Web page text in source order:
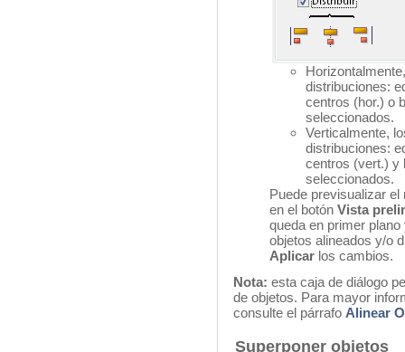
distribuciones:
centros (hor.) o
seleccionados.
Verticalmente,
distribuciones:
centros (vert.) y
seleccionados.
Puede previsualizar
en el botón Vista
queda en primer
objetos alineados y/o
Aplicar los cambios.
Nota: esta caja de diálogo
de objetos. Para mayor
consulte el párrafo Alinear
Superponer objetos